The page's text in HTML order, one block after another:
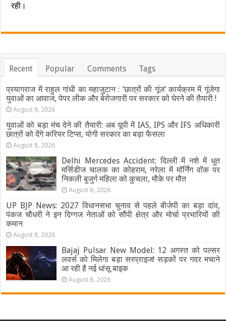
रही।
Recent Popular Comments Tags
प्रयागराज में राहुल गांधी का महाजुटान : ‘छात्रों की गूंज’ कार्यक्रम में गूंजेगा
युवाओं का आवाज, पेपर लीक और बेरोजगारी पर सरकार को घेरने की तैयारी !
August 8, 2026
युवाओं को बड़ा मंच देने की तैयारी: अब यूपी में IAS, IPS और IFS अधिकारी
छात्रों को देंगे करियर टिप्स, योगी सरकार का बड़ा फैसला
August 8, 2026
Delhi Mercedes Accident: दिल्ली में नशे में धुत
मर्सिडीज चालक का कोहराम, नरेला में मॉर्निंग वॉक पर
निकली बुजुर्ग महिला को कुचला, मौके पर मौत
August 8, 2026
UP BJP News: 2027 विधानसभा चुनाव से पहले बीजेपी का बड़ा दांव,
पंकज चौधरी ने इन दिग्गज नेताओं को सौंपी क्षेत्र और मोर्चा प्रभारियों की
कमान
August 8, 2026
Bajaj Pulsar New Model: 12 अगस्त को पल्सर
लवर्स को मिलेगा बड़ा सरप्राइज! सड़कों पर गदर मचाने
आ रही है नई धांसू बाइक
August 8, 2026